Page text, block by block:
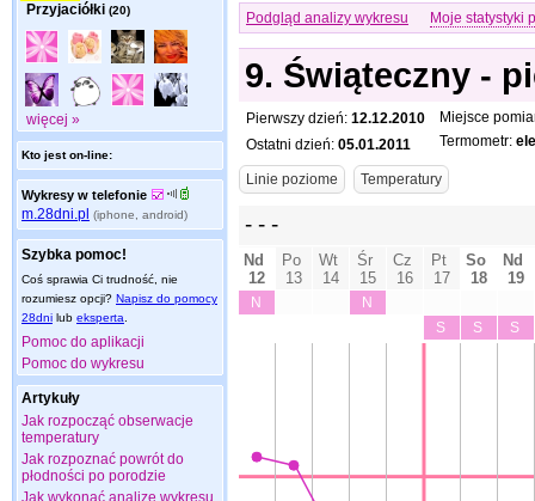
Przyjaciółki (20)
więcej »
Kto jest on-line:
Wykresy w telefonie
m.28dni.pl (iphone, android)
Szybka pomoc!
Coś sprawia Ci trudność, nie
rozumiesz opcji? Napisz do pomocy
28dni lub eksperta
Pomoc do aplikacji
Pomoc do wykresu
Artykuły
Jak rozpocząć obserwacje
temperatury
Jak rozpoznać powrót do
płodności po porodzie
Jak wykonać analizę wykresu
Podgląd analizy wykresu Moje statystyki
9. Świąteczny -
Pierwszy dzień: 12.12.2010
Ostatni dzień: 05.01.2011
Miejsce
Termometr: